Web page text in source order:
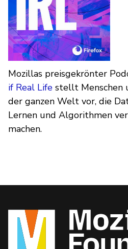
Mozillas preisgekrönter
if Real Life stellt Menschen
der ganzen Welt vor, die
Lernen und Algorithmen
machen.